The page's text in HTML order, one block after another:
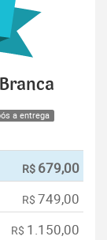
a entrega
R$ 679,00
R$ 749,00
R$ 1.150,00